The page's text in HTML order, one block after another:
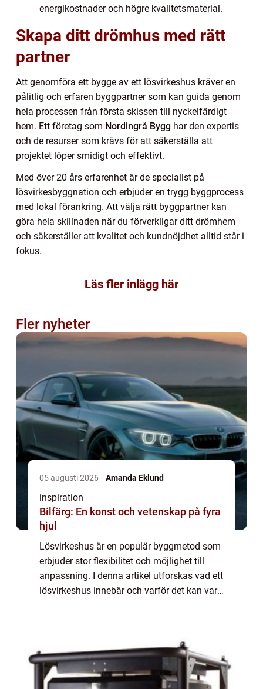
energikostnader och högre kvalitetsmaterial.
Skapa ditt drömhus med rätt
partner
Att genomföra ett bygge av ett lösvirkeshus kräver en
pålitlig och erfaren byggpartner som kan guida genom
hela processen från första skissen till nyckelfärdigt
hem. Ett företag som Nordingrå Bygg har den expertis
och de resurser som krävs för att säkerställa att
projektet löper smidigt och effektivt.
Med över 20 års erfarenhet är de specialist på
lösvirkesbyggnation och erbjuder en trygg byggprocess
med lokal förankring. Att välja rätt byggpartner kan
göra hela skillnaden när du förverkligar ditt drömhem
och säkerställer att kvalitet och kundnöjdhet alltid står i
fokus.
Läs fler inlägg här
Fler nyheter
05 augusti 2026 Amanda Eklund
inspiration
Bilfärg: En konst och vetenskap på fyra
hjul
Lösvirkeshus är en populär byggmetod som
erbjuder stor flexibilitet och möjlighet till
anpassning. I denna artikel utforskas vad ett
lösvirkeshus innebär och varför det kan vara